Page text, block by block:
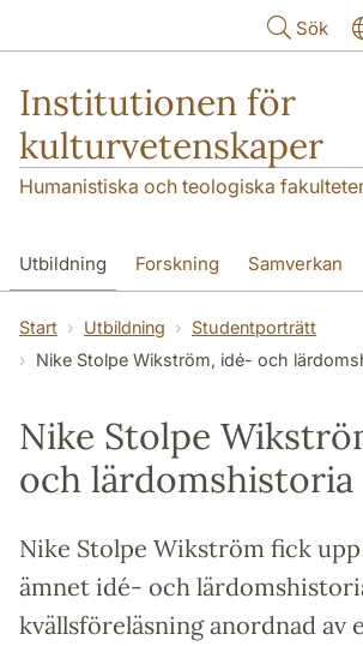
Sök
Institutionen för
kulturvetenskaper
Humanistiska och teologiska
Utbildning Forskning Samverkan
Om institutionen Kontakt
Start Utbildning
Studentporträtt
Nike Stolpe Wikström, idé- och
Nike Stolpe
och lärdomshistoria
Nike Stolpe Wikström fick
ämnet idé- och
kvällsföreläsning anordnad av